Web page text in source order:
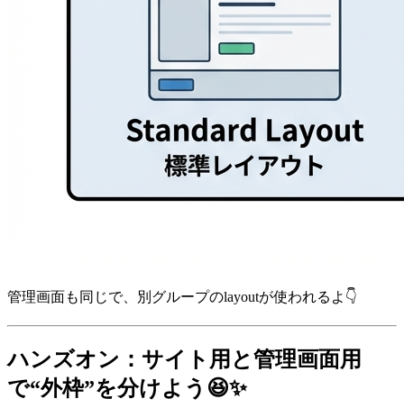
管理画面も同じで、別グループのlayoutが使われるよ👇
ハンズオン：サイト用と管理画面用
で“外枠”を分けよう😆✨